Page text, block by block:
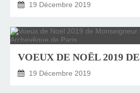
19 Décembre 2019
19 Décembre 2019